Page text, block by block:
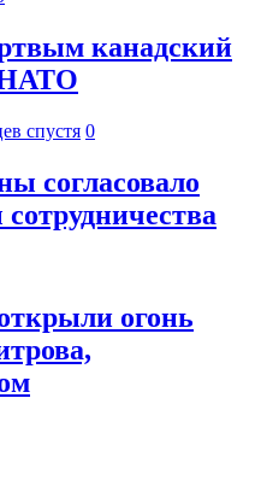
канадский
НАТО
спустя 0
согласовало
огонь